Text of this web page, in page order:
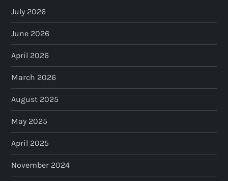
July 2026
June 2026
April 2026
March 2026
August 2025
May 2025
April 2025
November 2024